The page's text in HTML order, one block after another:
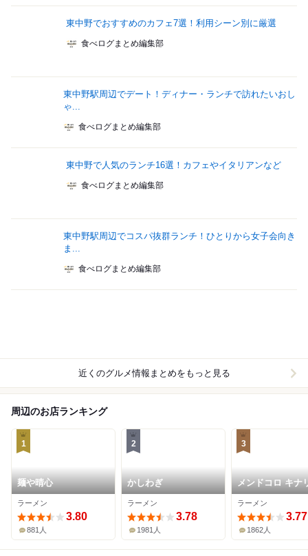
東中野でおすすめのカフェ7選！利用シーン別に厳選
食べログまとめ編集部
東中野駅周辺でデート！ディナー・ランチで訪れたいおし
ゃ...
食べログまとめ編集部
東中野で人気のランチ16選！カフェやイタリアンなど
食べログまとめ編集部
東中野駅周辺でコスパ抜群ランチ！ひとりから女子会向き
ま...
食べログまとめ編集部
近くのグルメ情報まとめをもっと見る
周辺のお店ランキング
1
麺や晴心
ラーメン
3.80
881人
2
かしわぎ
ラーメン
3.78
1981人
3
メンドコロ キナ
ラーメン
3.77
1862人